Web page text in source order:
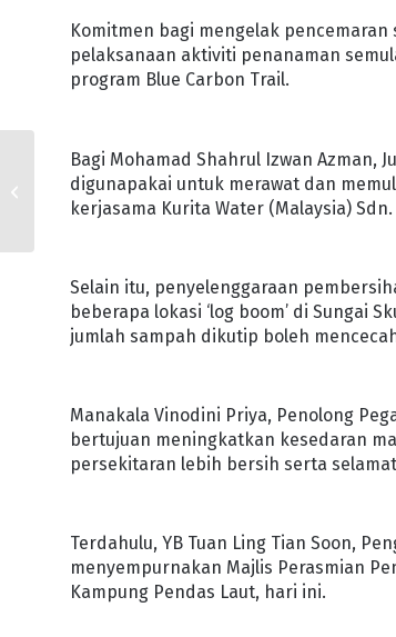
Komitmen bagi mengelak
pelaksanaan aktiviti penanaman
program Blue Carbon Trail.
Bagi Mohamad Shahrul Izwan Azman,
digunapakai untuk merawat dan
kerjasama Kurita Water (Malaysia)
Selain itu, penyelenggaraan
beberapa lokasi ‘log boom’ di Sungai
jumlah sampah dikutip boleh
Manakala Vinodini Priya, Penolong
bertujuan meningkatkan kesedaran
persekitaran lebih bersih serta
Terdahulu, YB Tuan Ling Tian Soon,
menyempurnakan Majlis Perasmian
Kampung Pendas Laut, hari ini.
RAKYAT MALAYSIA
DISERU BERSATU
PERTAHAN MARUAH